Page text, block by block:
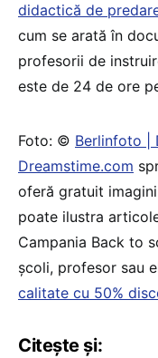
didactică de
cum se arată în
profesorii de
este de 24 de ore
Foto: © Berlinfoto |
Dreamstime.com
oferă gratuit
poate ilustra
Campania Back to
școli, profesor sau
calitate cu 50%
Citește și: